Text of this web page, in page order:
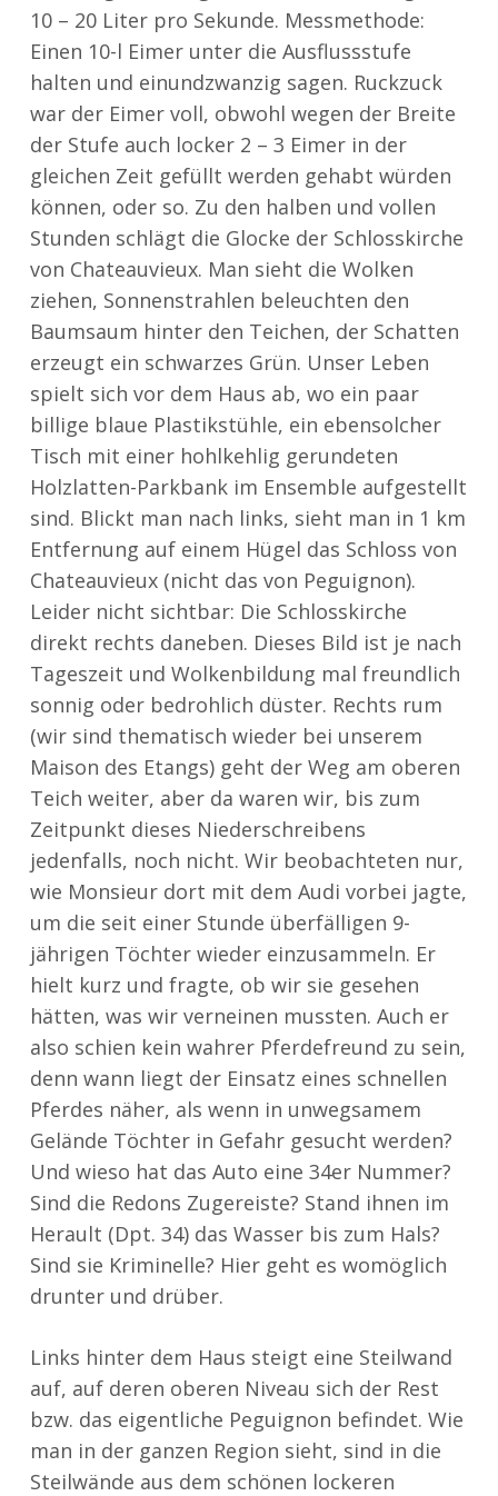
10 – 20 Liter pro Sekunde. Messmethode:
Einen 10-l Eimer unter die Ausflussstufe
halten und einundzwanzig sagen. Ruckzuck
war der Eimer voll, obwohl wegen der Breite
der Stufe auch locker 2 – 3 Eimer in der
gleichen Zeit gefüllt werden gehabt würden
können, oder so. Zu den halben und vollen
Stunden schlägt die Glocke der Schlosskirche
von Chateauvieux. Man sieht die Wolken
ziehen, Sonnenstrahlen beleuchten den
Baumsaum hinter den Teichen, der Schatten
erzeugt ein schwarzes Grün. Unser Leben
spielt sich vor dem Haus ab, wo ein paar
billige blaue Plastikstühle, ein ebensolcher
Tisch mit einer hohlkehlig gerundeten
Holzlatten-Parkbank im Ensemble aufgestellt
sind. Blickt man nach links, sieht man in 1 km
Entfernung auf einem Hügel das Schloss von
Chateauvieux (nicht das von Peguignon).
Leider nicht sichtbar: Die Schlosskirche
direkt rechts daneben. Dieses Bild ist je nach
Tageszeit und Wolkenbildung mal freundlich
sonnig oder bedrohlich düster. Rechts rum
(wir sind thematisch wieder bei unserem
Maison des Etangs) geht der Weg am oberen
Teich weiter, aber da waren wir, bis zum
Zeitpunkt dieses Niederschreibens
jedenfalls, noch nicht. Wir beobachteten nur,
wie Monsieur dort mit dem Audi vorbei jagte,
um die seit einer Stunde überfälligen 9-
jährigen Töchter wieder einzusammeln. Er
hielt kurz und fragte, ob wir sie gesehen
hätten, was wir verneinen mussten. Auch er
also schien kein wahrer Pferdefreund zu sein,
denn wann liegt der Einsatz eines schnellen
Pferdes näher, als wenn in unwegsamem
Gelände Töchter in Gefahr gesucht werden?
Und wieso hat das Auto eine 34er Nummer?
Sind die Redons Zugereiste? Stand ihnen im
Herault (Dpt. 34) das Wasser bis zum Hals?
Sind sie Kriminelle? Hier geht es womöglich
drunter und drüber.
Links hinter dem Haus steigt eine Steilwand
auf, auf deren oberen Niveau sich der Rest
bzw. das eigentliche Peguignon befindet. Wie
man in der ganzen Region sieht, sind in die
Steilwände aus dem schönen lockeren